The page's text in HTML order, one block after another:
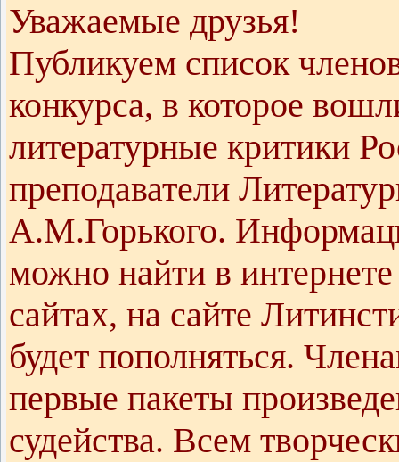
Уважаемые друзья!
Публикуем список
конкурса, в которое
литературные критики
преподаватели
А.М.Горького.
можно найти в
сайтах, на сайте
будет пополняться.
первые пакеты
судейства. Всем